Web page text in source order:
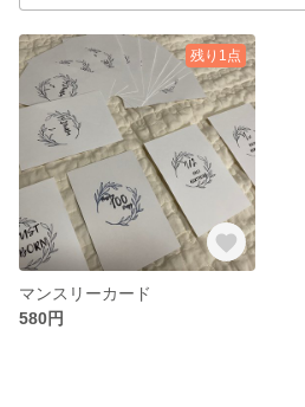
残り1点
マンスリーカード
580円